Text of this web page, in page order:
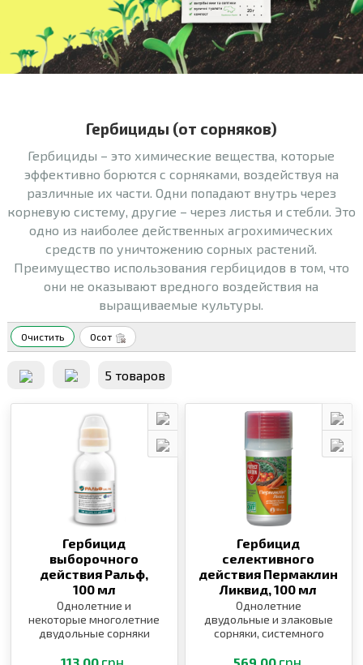
Гербициды (от сорняков)
Гербициды – это химические вещества, которые
эффективно борются с сорняками, воздействуя на
различные их части. Одни попадают внутрь через
корневую систему, другие – через листья и стебли. Это
одно из наиболее действенных агрохимических
средств по уничтожению сорных растений.
Преимущество использования гербицидов в том, что
они не оказывают вредного воздействия на
выращиваемые культуры.
Очистить Осот
5 товаров
Гербицид
выборочного
действия Ральф,
100 мл
Однолетние и
некоторые многолетние
двудольные сорняки
грн.
Гербицид
селективного
действия Пермаклин
Ликвид,100 мл
Однолетние
двудольные и злаковые
сорняки, системного
грн.